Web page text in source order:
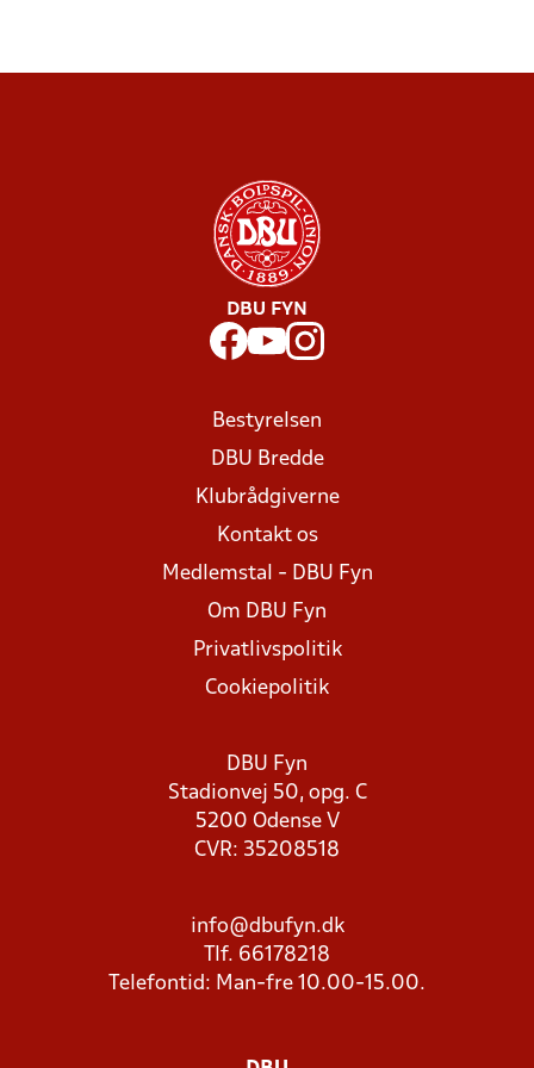
DBU FYN
Bestyrelsen
DBU Bredde
Klubrådgiverne
Kontakt os
Medlemstal - DBU Fyn
Om DBU Fyn
Privatlivspolitik
Cookiepolitik
DBU Fyn
Stadionvej 50, opg. C
5200 Odense V
CVR: 35208518
info@dbufyn.dk
Tlf. 66178218
Telefontid: Man-fre 10.00-15.00.